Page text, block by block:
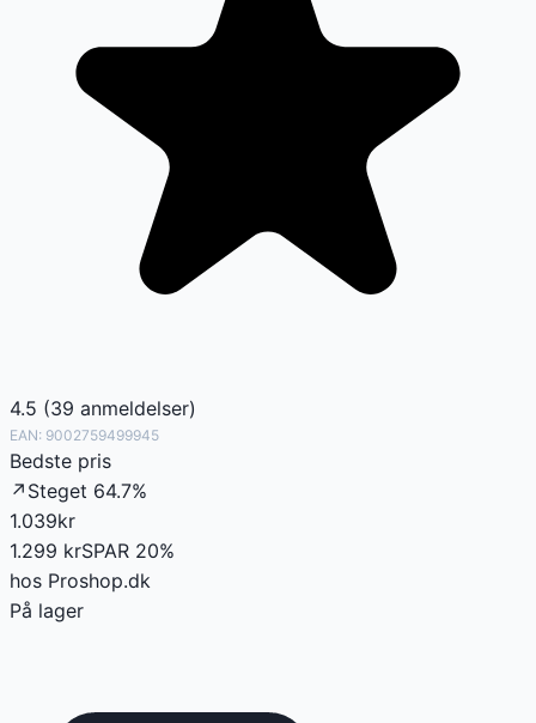
4.5 (39 anmeldelser)
EAN: 9002759499945
Bedste pris
↗ Steget 64.7%
1.039kr
1.299 krSPAR 20%
hos Proshop.dk
På lager